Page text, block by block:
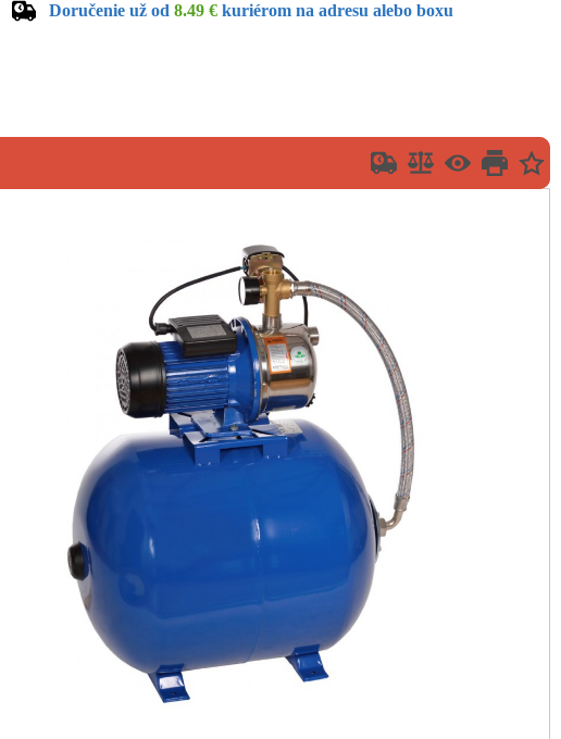
Doručenie už od8.49 € kuriérom na adresu alebo boxu